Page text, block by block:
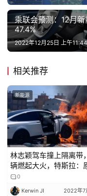
乘联会预测：12月
47.4%
2022年12月25日 上午11:44
相关推荐
新能源
林志颖驾车撞上隔离带
辆燃起大火，特斯拉：
暂不清楚
0
Kerwin JI 2022年7